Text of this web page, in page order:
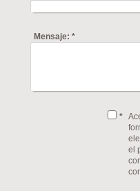
Mensaje: *
*
el